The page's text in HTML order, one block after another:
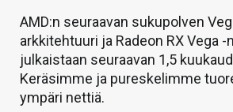
AMD:n seuraavan sukupolven
arkkitehtuuri ja Radeon RX Vega
julkaistaan seuraavan 1,5
Keräsimme ja pureskelimme
ympäri nettiä.